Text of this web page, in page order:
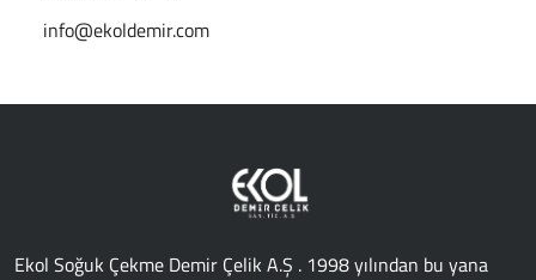
info@ekoldemir.com
Ekol Soğuk Çekme Demir Çelik A.Ş . 1998 yılından bu yana